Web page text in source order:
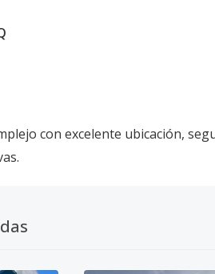
con excelente ubicación,